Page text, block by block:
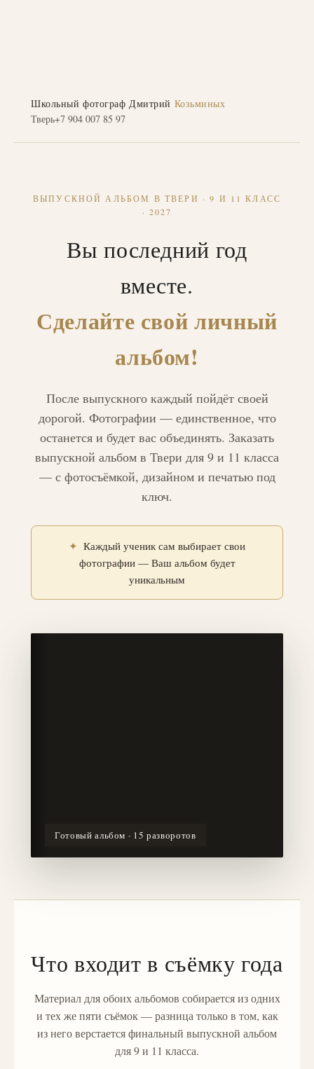
Школьный фотограф Дмитрий Козьминых
Тверь+7 904 007 85 97
ВЫПУСКНОЙ АЛЬБОМ В ТВЕРИ · 9 И 11 КЛАСС
· 2027
Вы последний год
вместе.
Сделайте свой личный
альбом!
После выпускного каждый пойдёт своей
дорогой. Фотографии — единственное, что
останется и будет вас объединять. Заказать
выпускной альбом в Твери для 9 и 11 класса
— с фотосъёмкой, дизайном и печатью под
ключ.
✦ Каждый ученик сам выбирает свои
фотографии — Ваш альбом будет
уникальным
Готовый альбом · 15 разворотов
Что входит в съёмку года
Материал для обоих альбомов собирается из одних
и тех же пяти съёмок — разница только в том, как
из него верстается финальный выпускной альбом
для 9 и 11 класса.